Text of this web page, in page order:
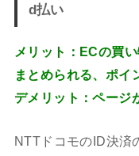
d払い
メリット：ECの買
まとめられる、ポイ
デメリット：ページ
NTTドコモのID決済